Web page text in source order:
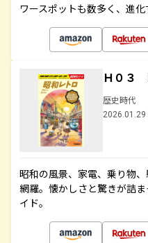
ワースポットも数多く、進
Ｈ０３
歴史時代
2026.01.29
昭和の風景、家電、乗り物
網羅。懐かしさと驚きが詰
イド。